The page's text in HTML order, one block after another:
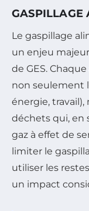
GASPILLAGE
Le gaspillage
un enjeu
de GES.
non seulement
énergie,
déchets qui, en
gaz à effet de
limiter le
utiliser les
un impact